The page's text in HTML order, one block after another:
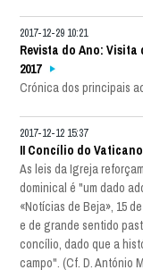
2017-12-29 10:21
Revista do Ano: Visita
2017
Crónica dos principais
2017-12-12 15:37
II Concílio do
As leis da Igreja
dominical é "um dado
«Notícias de Beja», 15
e de grande sentido
concílio, dado que a
campo". (Cf. D. António